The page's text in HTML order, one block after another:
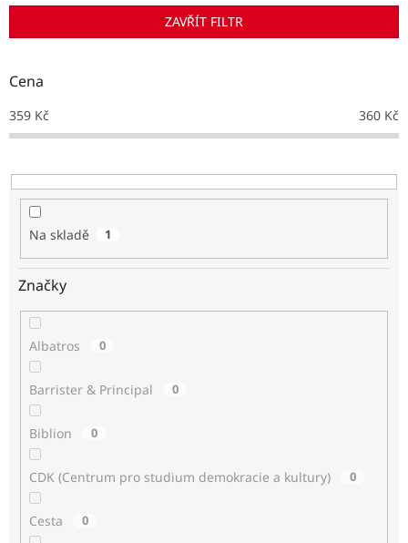
r
d
k
t
ZAVŘÍT FILTR
Cena
359 Kč 360 Kč
Na skladě 1
Značky
Albatros 0
Barrister & Principal 0
Biblion 0
CDK (Centrum pro studium demokracie a kultury) 0
Cesta 0